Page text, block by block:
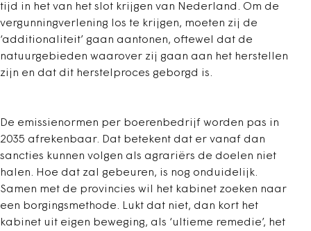
tijd in het van het slot krijgen van Nederland. Om de
vergunningverlening los te krijgen, moeten zij de
‘additionaliteit’ gaan aantonen, oftewel dat de
natuurgebieden waarover zij gaan aan het herstellen
zijn en dat dit herstelproces geborgd is.
De emissienormen per boerenbedrijf worden pas in
2035 afrekenbaar. Dat betekent dat er vanaf dan
sancties kunnen volgen als agrariërs de doelen niet
halen. Hoe dat zal gebeuren, is nog onduidelijk.
Samen met de provincies wil het kabinet zoeken naar
een borgingsmethode. Lukt dat niet, dan kort het
kabinet uit eigen beweging, als ‘ultieme remedie’, het